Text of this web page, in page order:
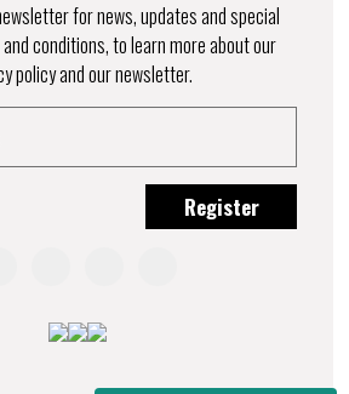
for news, updates and special
conditions, to learn more about our
policy and our newsletter.
Register